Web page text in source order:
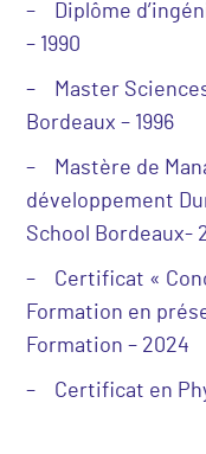
– Diplôme
– 1990
– Master
Bordeaux – 1996
– Mastère de
développement
School Bordeaux-
– Certificat «
Formation en
Formation – 2024
– Certificat en